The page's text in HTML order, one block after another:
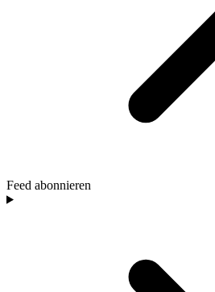
Feed abonnieren